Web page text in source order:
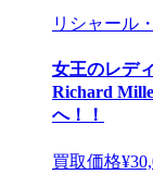
リシャール
女王のレデ
Richard
へ！！
買取価格